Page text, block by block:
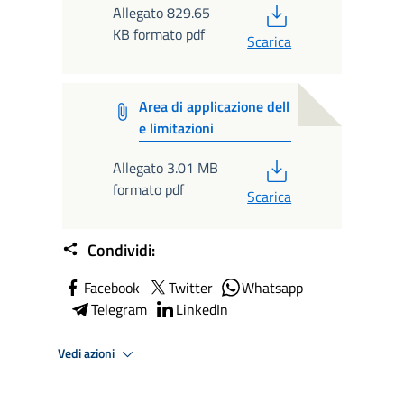
Allegato 829.65
KB formato pdf
Scarica
Area di applicazione dell
e limitazioni
Allegato 3.01 MB
formato pdf
Scarica
Condividi:
Facebook Twitter
Whatsapp
Telegram
LinkedIn
Vedi azioni